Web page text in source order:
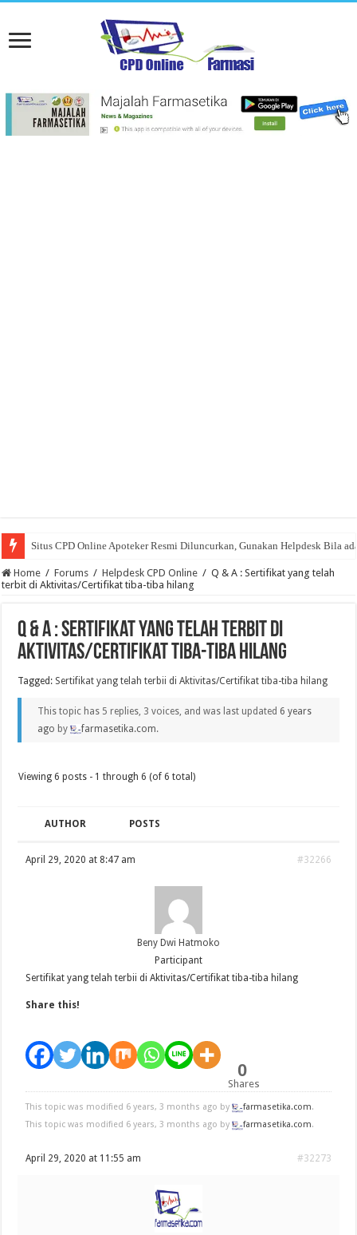
Situs CPD Online Apoteker Resmi Diluncurkan, Gunakan Helpdesk Bila
CPD Online Majalah Farmasetika Berikan Lebih dari 50 SKP Apoteker
Home / Forums / Helpdesk CPD Online / Q & A : Sertifikat yang telah
terbit di Aktivitas/Certifikat tiba-tiba hilang
Q & A : Sertifikat yang telah terbit di
Aktivitas/Certifikat tiba-tiba hilang
Tagged: Sertifikat yang telah terbii di Aktivitas/Certifikat tiba-tiba hilang
This topic has 5 replies, 3 voices, and was last updated 6 years
ago by farmasetika.com.
Viewing 6 posts - 1 through 6 (of 6 total)
AUTHOR POSTS
April 29, 2020 at 8:47 am #32266
Beny Dwi Hatmoko
Participant
Sertifikat yang telah terbii di Aktivitas/Certifikat tiba-tiba hilang
Share this!
0
Shares
This topic was modified 6 years, 3 months ago by farmasetika.com.
This topic was modified 6 years, 3 months ago by
farmasetika.com.
April 29, 2020 at 11:55 am #32273